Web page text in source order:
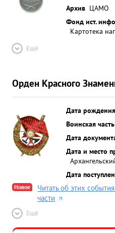
Архив ЦАМО
Фонд ист.
Картотека
Ещё
Орден Красного
Дата рождения
Воинская часть
Дата
Дата и место
Дата
Новое
Читать об этих
части
Ещё